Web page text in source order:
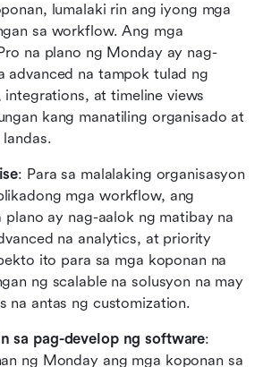
lumalaki rin ang iyong mga
sa workflow. Ang mga
na plano ng Monday ay nag-
advanced na tampok tulad ng
integrations, at timeline views
kang manatiling organisado at
landas.
: Para sa malalaking organisasyon
mga workflow, ang
plano ay nag-aalok ng matibay na
na analytics, at priority
ito para sa mga koponan na
ng scalable na solusyon na may
na antas ng customization.
sa pag-develop ng software:
ng Monday ang mga koponan sa